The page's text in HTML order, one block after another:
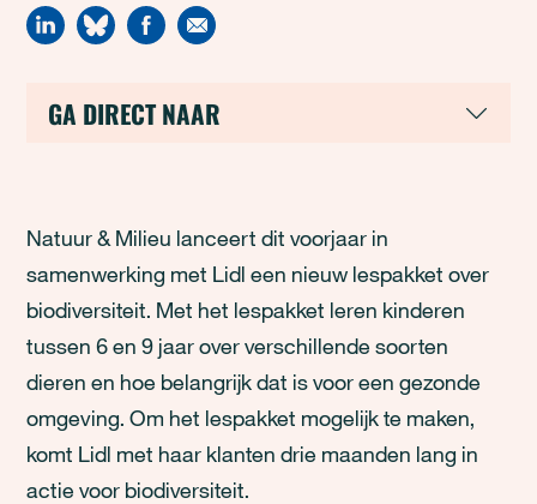
GA DIRECT NAAR
Natuur & Milieu lanceert dit voorjaar in
samenwerking met Lidl een nieuw lespakket over
biodiversiteit. Met het lespakket leren kinderen
tussen 6 en 9 jaar over verschillende soorten
dieren en hoe belangrijk dat is voor een gezonde
omgeving. Om het lespakket mogelijk te maken,
komt Lidl met haar klanten drie maanden lang in
actie voor biodiversiteit.